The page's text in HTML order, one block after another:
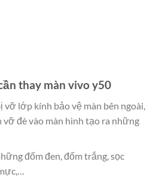
thay màn vivo y50
lớp kính bảo vệ màn bên ngoài,
vỡ đè vào màn hình tạo ra những
đốm đen, đốm trắng, sọc